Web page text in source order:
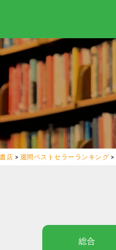
店 > 週間ベストセラーランキング >
総合